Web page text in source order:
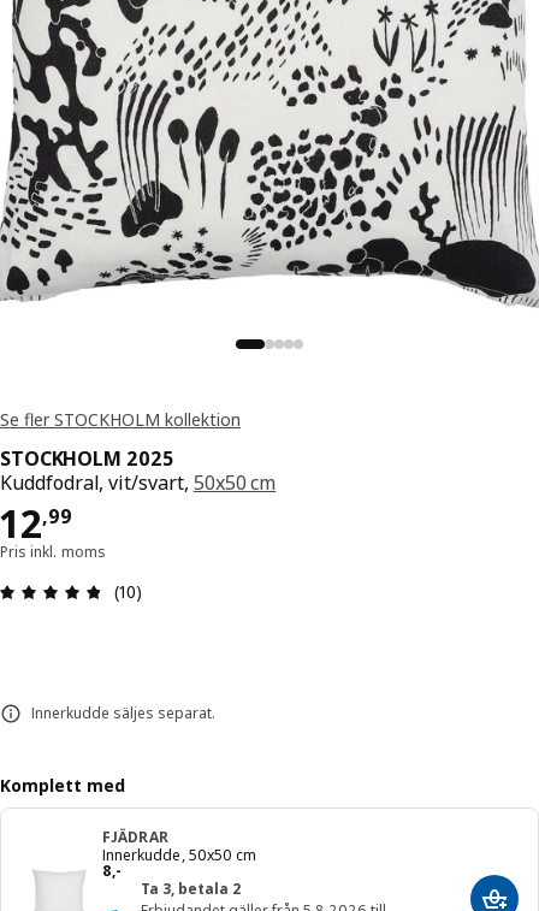
Se fler STOCKHOLM kollektion
STOCKHOLM 2025
Kuddfodral, vit/svart, 50x50 cm
12,99
Pris 12,99
Pris inkl. moms
Recension: 4.8 / 5 stjärnor. Totalt antal
(10)
Innerkudde säljes separat.
Komplett med
FJÄDRAR
Innerkudde, 50x50 cm
8,-
Pris 8,-
Ta 3, betala 2
Lägg